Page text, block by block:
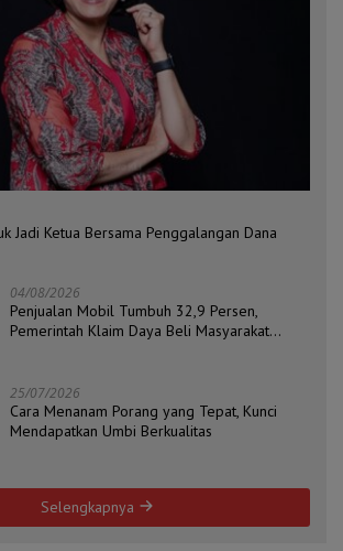
Jadi Ketua Bersama Penggalangan Dana
04/08/2026
Penjualan Mobil Tumbuh 32,9 Persen,
Pemerintah Klaim Daya Beli Masyarakat
25/07/2026
Cara Menanam Porang yang Tepat, Kunci
Mendapatkan Umbi Berkualitas
Selengkapnya